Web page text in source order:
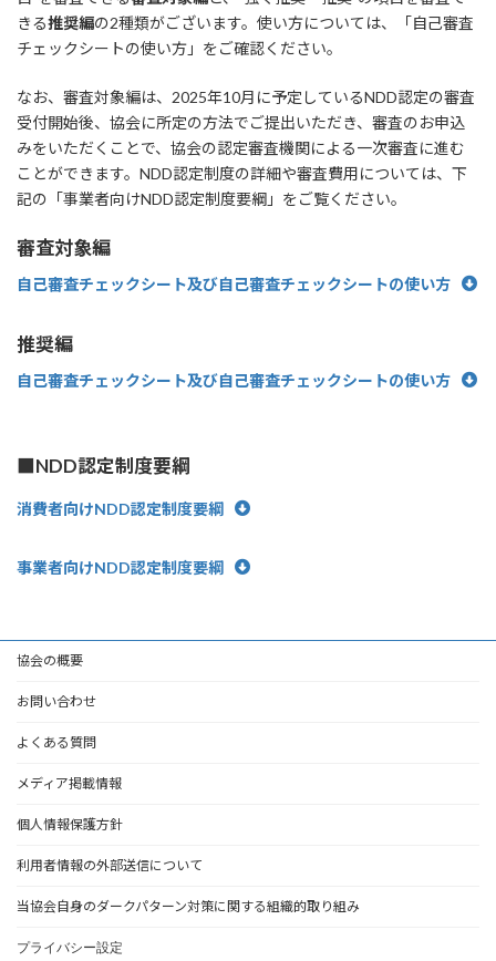
きる推奨編の2種類がございます。使い方については、「自己審査
チェックシートの使い方」をご確認ください。
なお、審査対象編は、2025年10月に予定しているNDD認定の審査
受付開始後、協会に所定の方法でご提出いただき、審査のお申込
みをいただくことで、協会の認定審査機関による一次審査に進む
ことができます。NDD認定制度の詳細や審査費用については、下
記の「事業者向けNDD認定制度要綱」をご覧ください。
審査対象編
自己審査チェックシート及び自己審査チェックシートの使い方
推奨編
自己審査チェックシート及び自己審査チェックシートの使い方
■NDD認定制度要綱
消費者向けNDD認定制度要綱
事業者向けNDD認定制度要綱
協会の概要
お問い合わせ
よくある質問
メディア掲載情報
個人情報保護方針
利用者情報の外部送信について
当協会自身のダークパターン対策に関する組織的取り組み
プライバシー設定